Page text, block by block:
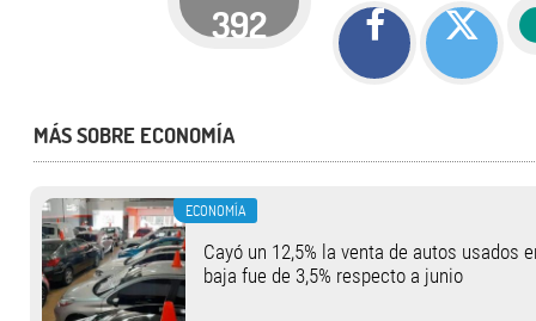
392
MÁS SOBRE ECONOMÍA
ECONOMÍA
Cayó un 12,5% la venta de autos usados
baja fue de 3,5% respecto a junio